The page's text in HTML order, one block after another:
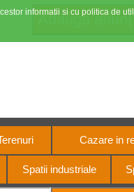
Cazare in
Spatii industriale
informatii si cu politica de